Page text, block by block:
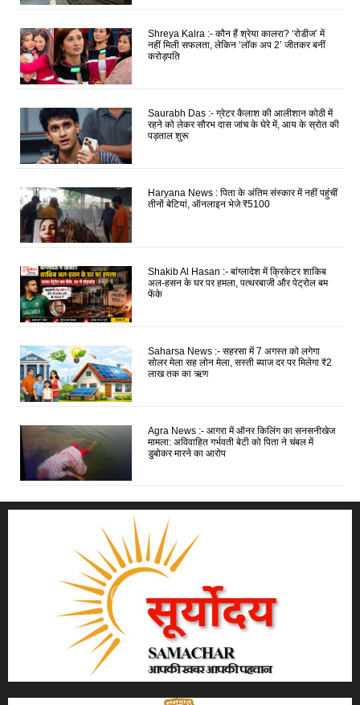
Shreya Kalra :- कौन हैं श्रेया कालरा? ‘रोडीज’ में
नहीं मिली सफलता, लेकिन ‘लॉक अप 2’ जीतकर बनीं
करोड़पति
Saurabh Das :- ग्रेटर कैलाश की आलीशान कोठी में
रहने को लेकर सौरभ दास जांच के घेरे में, आय के स्रोत की
पड़ताल शुरू
Haryana News : पिता के अंतिम संस्कार में नहीं पहुंचीं
तीनों बेटियां, ऑनलाइन भेजे ₹5100
Shakib Al Hasan :- बांग्लादेश में क्रिकेटर शाकिब
अल-हसन के घर पर हमला, पत्थरबाजी और पेट्रोल बम
फेंके
Saharsa News :- सहरसा में 7 अगस्त को लगेगा
सोलर मेला सह लोन मेला, सस्ती ब्याज दर पर मिलेगा ₹2
लाख तक का ऋण
Agra News :- आगरा में ऑनर किलिंग का सनसनीखेज
मामला: अविवाहित गर्भवती बेटी को पिता ने चंबल में
डुबोकर मारने का आरोप